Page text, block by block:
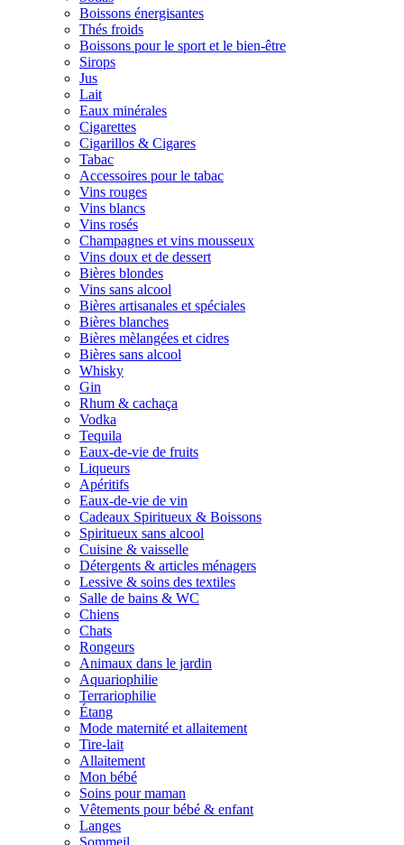
Boissons énergisantes
Thés froids
Boissons pour le sport et le bien-être
Sirops
Jus
Lait
Eaux minérales
Cigarettes
Cigarillos & Cigares
Tabac
Accessoires pour le tabac
Vins rouges
Vins blancs
Vins rosés
Champagnes et vins mousseux
Vins doux et de dessert
Bières blondes
Vins sans alcool
Bières artisanales et spéciales
Bières blanches
Bières mèlangées et cidres
Bières sans alcool
Whisky
Gin
Rhum & cachaça
Vodka
Tequila
Eaux-de-vie de fruits
Liqueurs
Apéritifs
Eaux-de-vie de vin
Cadeaux Spiritueux & Boissons
Spiritueux sans alcool
Cuisine & vaisselle
Détergents & articles ménagers
Lessive & soins des textiles
Salle de bains & WC
Chiens
Chats
Rongeurs
Animaux dans le jardin
Aquariophilie
Terrariophilie
Étang
Mode maternité et allaitement
Tire-lait
Allaitement
Mon bébé
Soins pour maman
Vêtements pour bébé & enfant
Langes
Sommeil